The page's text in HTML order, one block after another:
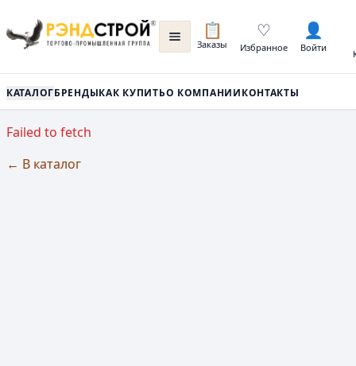
📋
Заказы
♡
Избранное
👤
Войти
КАТАЛОГБРЕНДЫКАК КУПИТЬО КОМПАНИИКОНТАКТЫ
Failed to fetch
← В каталог